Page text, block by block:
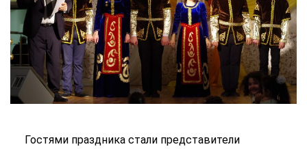
Гостями праздника стали представители